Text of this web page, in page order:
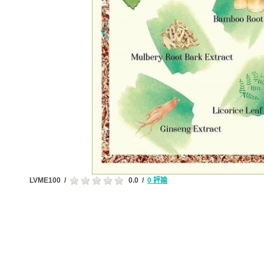
LVME100 / 0.0 / 0 評論